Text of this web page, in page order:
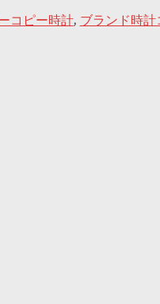
コピー時計, ブランド時計